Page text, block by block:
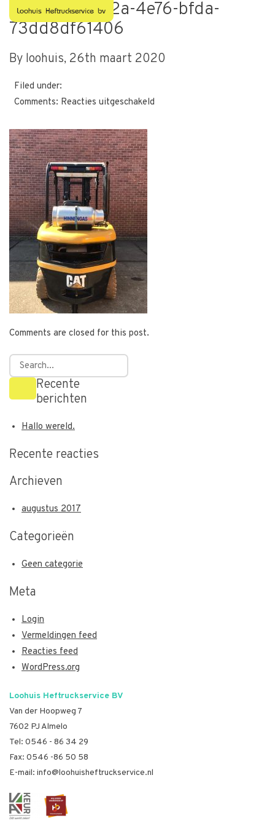
9e607be5-f22a-4e76-bfda-
73dd8df61406
By loohuis, 26th maart 2020
Filed under:
Comments: Reacties uitgeschakeld
Comments are closed for this post.
Recente
berichten
Hallo wereld.
Recente reacties
Archieven
augustus 2017
Categorieën
Geen categorie
Meta
Login
Vermeldingen feed
Reacties feed
WordPress.org
Loohuis Heftruckservice BV
Van der Hoopweg 7
7602 PJ Almelo
Tel: 0546 - 86 34 29
Fax: 0546 -86 50 58
E-mail: info@loohuisheftruckservice.nl